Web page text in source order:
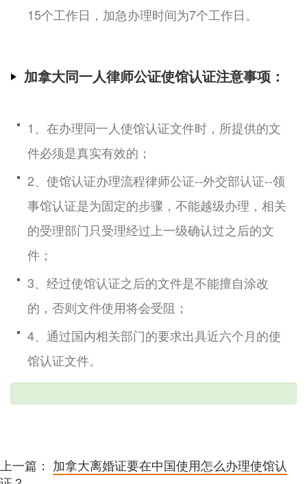
15个工作日，加急办理时间为7个工作日。
加拿大同一人律师公证使馆认证注意事项：
1、在办理同一人使馆认证文件时，所提供的文
件必须是真实有效的；
2、使馆认证办理流程律师公证--外交部认证--领
事馆认证是为固定的步骤，不能越级办理，相关
的受理部门只受理经过上一级确认过之后的文
件；
3、经过使馆认证之后的文件是不能擅自涂改
的，否则文件使用将会受阻；
4、通过国内相关部门的要求出具近六个月的使
馆认证文件。
上一篇： 加拿大离婚证要在中国使用怎么办理使馆认